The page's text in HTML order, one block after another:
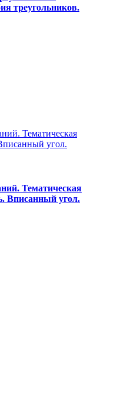
треугольников.
Тематическая
Вписанный угол.